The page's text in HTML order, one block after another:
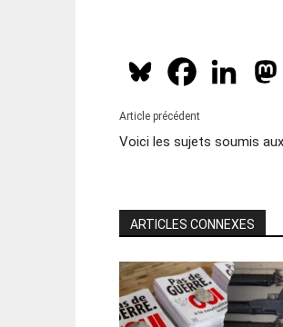
Article précédent
Voici les sujets soumis
ARTICLES CONNEXES